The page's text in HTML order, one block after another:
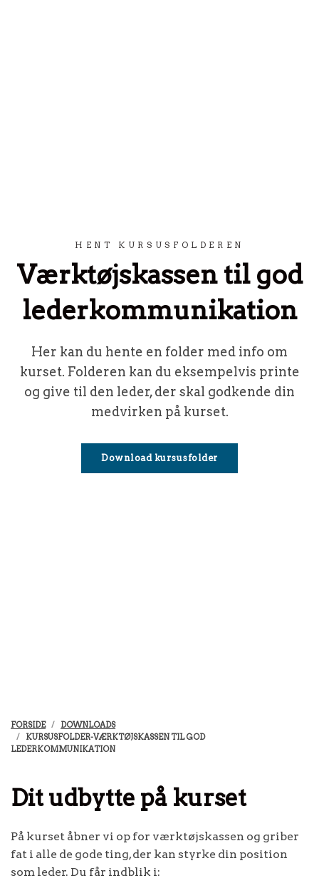
HENT KURSUSFOLDEREN
Værktøjskassen til god
lederkommunikation
Her kan du hente en folder med info om
kurset. Folderen kan du eksempelvis printe
og give til den leder, der skal godkende din
medvirken på kurset.
Download kursusfolder
FORSIDE
DOWNLOADS
KURSUSFOLDER-VÆRKTØJSKASSEN TIL GOD
LEDERKOMMUNIKATION
Dit udbytte på kurset
På kurset åbner vi op for værktøjskassen og griber
fat i alle de gode ting, der kan styrke din position
som leder. Du får indblik i: